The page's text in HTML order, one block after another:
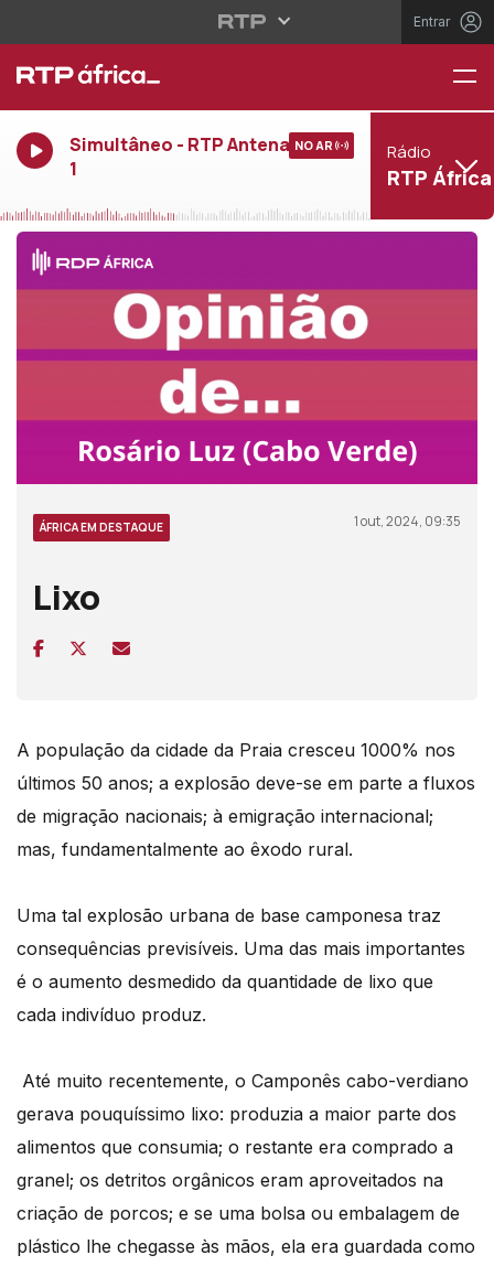
Entrar
Simultâneo - RTP Antena
1
NO AR Rádio
RTP África
ÁFRICA EM DESTAQUE 1 out, 2024, 09:35
Lixo
A população da cidade da Praia cresceu 1000% nos
últimos 50 anos; a explosão deve-se em parte a fluxos
de migração nacionais; à emigração internacional;
mas, fundamentalmente ao êxodo rural.
Uma tal explosão urbana de base camponesa traz
consequências previsíveis. Uma das mais importantes
é o aumento desmedido da quantidade de lixo que
cada indivíduo produz.
Até muito recentemente, o Camponês cabo-verdiano
gerava pouquíssimo lixo: produzia a maior parte dos
alimentos que consumia; o restante era comprado a
granel; os detritos orgânicos eram aproveitados na
criação de porcos; e se uma bolsa ou embalagem de
plástico lhe chegasse às mãos, ela era guardada como